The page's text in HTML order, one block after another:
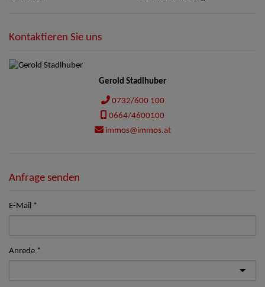
Kontaktieren Sie uns
Gerold Stadlhuber
0732/600 100
0664/4600100
immos@immos.at
Anfrage senden
E-Mail
Anrede